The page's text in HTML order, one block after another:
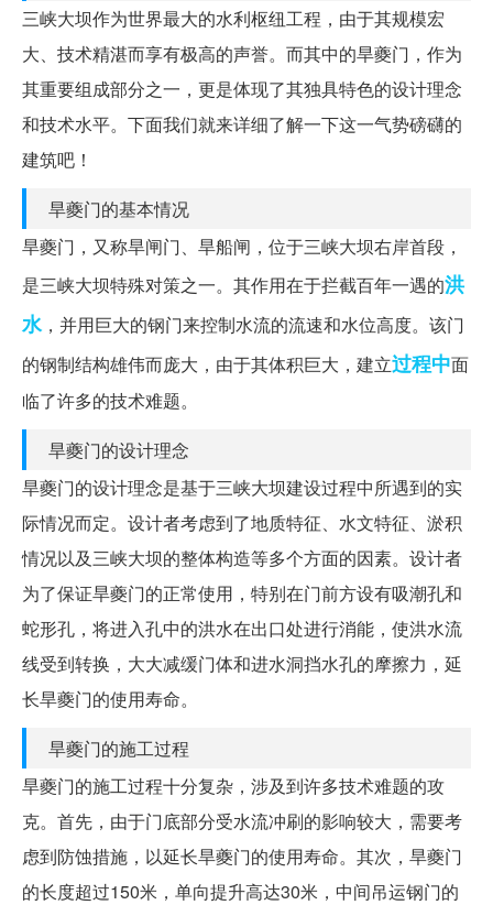
三峡大坝作为世界最大的水利枢纽工程，由于其规模宏
大、技术精湛而享有极高的声誉。而其中的旱夔门，作为
其重要组成部分之一，更是体现了其独具特色的设计理念
和技术水平。下面我们就来详细了解一下这一气势磅礴的
建筑吧！
旱夔门的基本情况
旱夔门，又称旱闸门、旱船闸，位于三峡大坝右岸首段，
是三峡大坝特殊对策之一。其作用在于拦截百年一遇的洪
水，并用巨大的钢门来控制水流的流速和水位高度。该门
的钢制结构雄伟而庞大，由于其体积巨大，建立过程中面
临了许多的技术难题。
旱夔门的设计理念
旱夔门的设计理念是基于三峡大坝建设过程中所遇到的实
际情况而定。设计者考虑到了地质特征、水文特征、淤积
情况以及三峡大坝的整体构造等多个方面的因素。设计者
为了保证旱夔门的正常使用，特别在门前方设有吸潮孔和
蛇形孔，将进入孔中的洪水在出口处进行消能，使洪水流
线受到转换，大大减缓门体和进水洞挡水孔的摩擦力，延
长旱夔门的使用寿命。
旱夔门的施工过程
旱夔门的施工过程十分复杂，涉及到许多技术难题的攻
克。首先，由于门底部分受水流冲刷的影响较大，需要考
虑到防蚀措施，以延长旱夔门的使用寿命。其次，旱夔门
的长度超过150米，单向提升高达30米，中间吊运钢门的